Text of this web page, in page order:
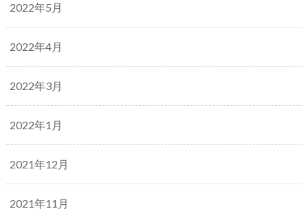
2022年5月
2022年4月
2022年3月
2022年1月
2021年12月
2021年11月